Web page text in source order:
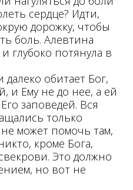
сердце? Идти,
дорожку, чтобы
боль. Алевтина
глубоко потянула в
обитает Бог,
и Ему не до нее, а ей
заповедей. Вся
только
может помочь там,
кроме Бога,
Это должно
но вот не